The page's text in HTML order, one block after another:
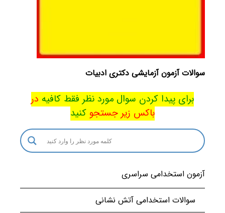
سوالات آزمون آزمایشی دکتری ادبیات
برای پیدا کردن سوال مورد نظر فقط کافیه در
باکس زیر جستجو کنید
آزمون استخدامی سراسری
سوالات استخدامی آتش نشانی